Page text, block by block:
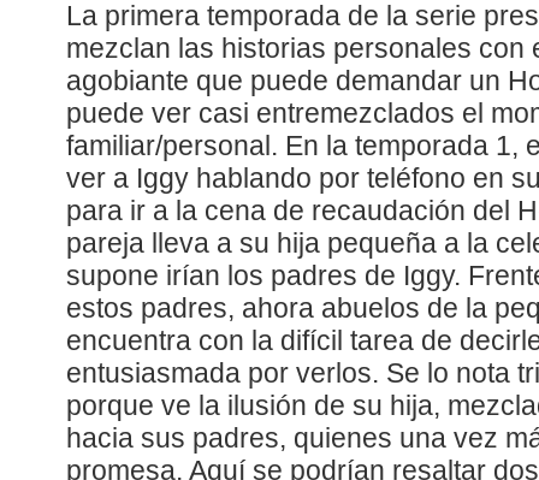
La primera temporada de la serie
mezclan las historias personales con
agobiante que puede demandar un
puede ver casi entremezclados el
familiar/personal. En la temporada 1,
ver a Iggy hablando por teléfono en
para ir a la cena de recaudación del
pareja lleva a su hija pequeña a la
supone irían los padres de Iggy.
estos padres, ahora abuelos de la
encuentra con la difícil tarea de
entusiasmada por verlos. Se lo nota
porque ve la ilusión de su hija,
hacia sus padres, quienes una vez
promesa. Aquí se podrían resaltar